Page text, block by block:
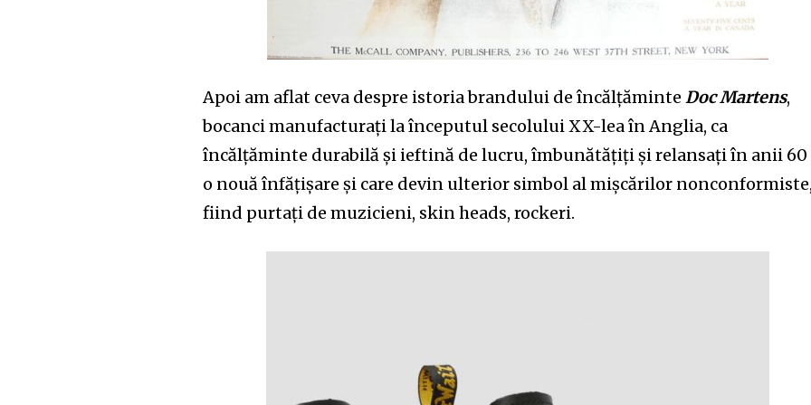
Apoi am aflat ceva despre istoriabrandului de încălțăminte Doc Martens,
bocanci manufacturați la începutul secolului XX-lea în Anglia, ca
încălțăminte durabilă și ieftină de lucru, îmbunătățiți și relansați în anii 60
o nouă înfățișare și care devin ulterior simbol al mișcărilor
fiind purtați de muzicieni, skin heads, rockeri.